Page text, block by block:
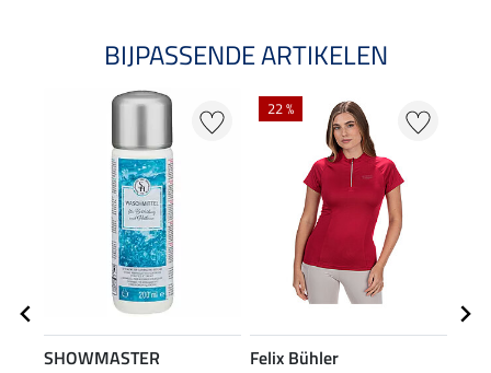
BIJPASSENDE ARTIKELEN
SHOWMASTER
22 %
Felix Bühler